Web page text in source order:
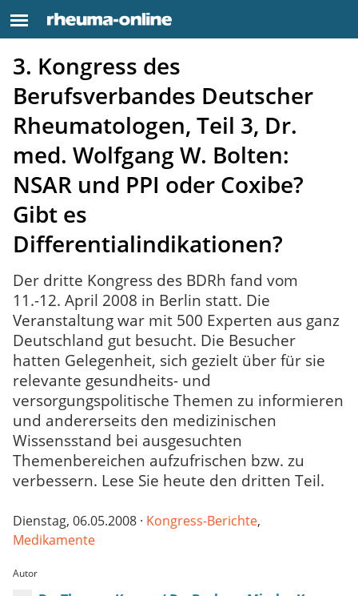
3. Kongress des
Berufsverbandes Deutscher
Rheumatologen, Teil 3, Dr.
med. Wolfgang W. Bolten:
NSAR und PPI oder Coxibe?
Gibt es
Differentialindikationen?
Der dritte Kongress des BDRh fand vom
11.-12. April 2008 in Berlin statt. Die
Veranstaltung war mit 500 Experten aus ganz
Deutschland gut besucht. Die Besucher
hatten Gelegenheit, sich gezielt über für sie
relevante gesundheits- und
versorgungspolitische Themen zu informieren
und andererseits den medizinischen
Wissensstand bei ausgesuchten
Themenbereichen aufzufrischen bzw. zu
verbessern. Lese Sie heute den dritten Teil.
Dienstag, 06.05.2008 · Kongress-Berichte,
Medikamente
Autor